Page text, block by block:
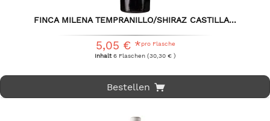
FINCA MILENA TEMPRANILLO/SHIRAZ CASTILLA...
5,05 € *pro Flasche
Inhalt6 Flaschen (30,30 € )
Bestellen